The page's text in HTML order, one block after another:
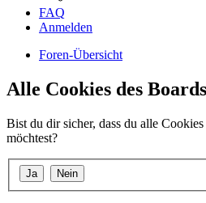
FAQ
Anmelden
Foren-Übersicht
Alle Cookies des
Bist du dir sicher, dass du alle
möchtest?